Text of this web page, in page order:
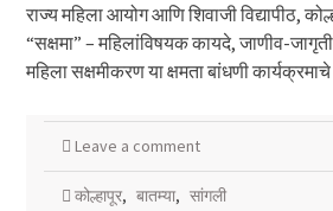
राज्य महिला आयोग आणि शिवाजी विद्यापीठ,
“सक्षमा” – महिलांविषयक कायदे, जाणीव-
महिला सक्षमीकरण या क्षमता बांधणी
Leave a comment
कोल्हापूर, बातम्या, सांगली